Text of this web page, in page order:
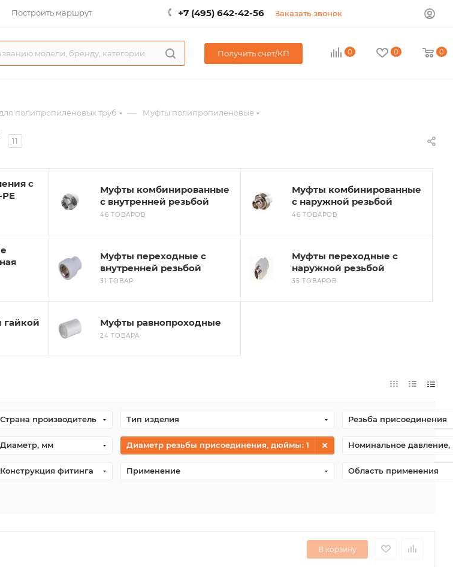
Построить маршрут +7 (495) 642-42-56 Заказать звонок
Получить счет/КП 0 0 0
полипропиленовых труб — Муфты полипропиленовые
11
с
Муфты комбинированные
с внутренней резьбой
46 ТОВАРОВ
Муфты комбинированные
с наружной резьбой
46 ТОВАРОВ
Муфты переходные с
внутренней резьбой
31 ТОВАР
Муфты переходные с
наружной резьбой
35 ТОВАРОВ
гайкой Муфты равнопроходные
24 ТОВАРА
Страна производитель Тип изделия Резьба присоединения
Диаметр, мм Диаметр резьбы присоединения, дюймы: 1 Номинальное давление,
Конструкция фитинга Применение Область применения
В корзину